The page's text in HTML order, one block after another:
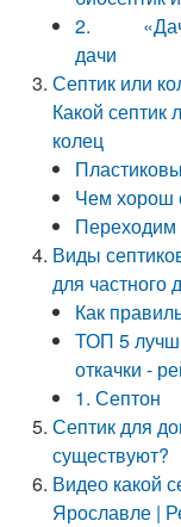
2.
дачи
Септик или
Какой септик
колец
Чем хорош
Переходим
Виды
для частного
Как
ТОП 5
откачки -
1. Септон
Септик для
существуют?
Видео какой
Ярославле |